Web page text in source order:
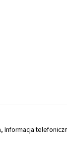
Informacja